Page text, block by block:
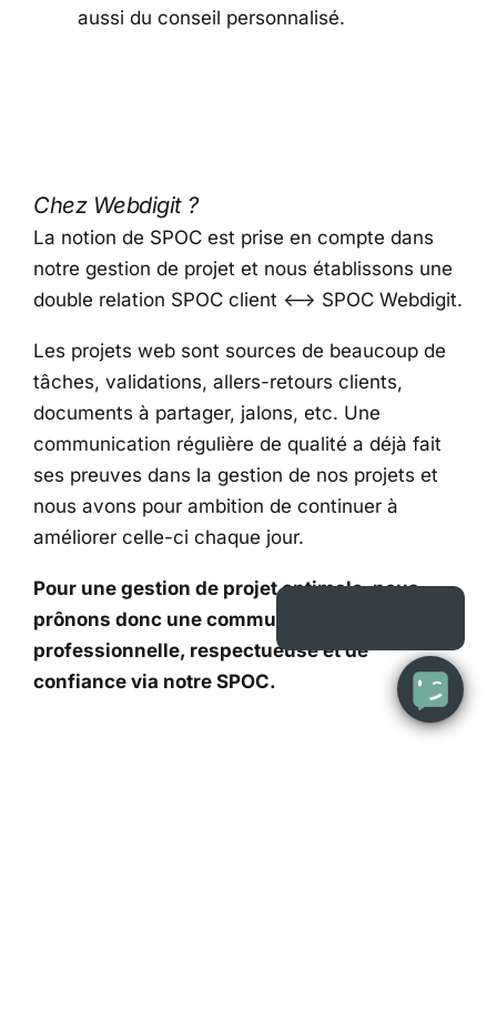
aussi du conseil personnalisé.
Chez Webdigit ?
La notion de SPOC est prise en compte dans
notre gestion de projet et nous établissons une
double relation SPOC client <–> SPOC Webdigit.
Les projets web sont sources de beaucoup de
tâches, validations, allers-retours clients,
documents à partager, jalons, etc. Une
communication régulière de qualité a déjà fait
ses preuves dans la gestion de nos projets et
nous avons pour ambition de continuer à
améliorer celle-ci chaque jour.
Pour une gestion de projet optimale, nous
prônons donc une communication one2one
professionnelle, respectueuse et de
confiance via notre SPOC.